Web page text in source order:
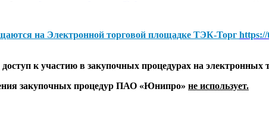
на Электронной торговой площадке ТЭК-Торг
к участию в закупочных процедурах на электронных
закупочных процедур ПАО «Юнипро» не использует.